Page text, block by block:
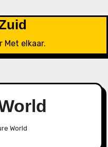
Met elkaar.
World